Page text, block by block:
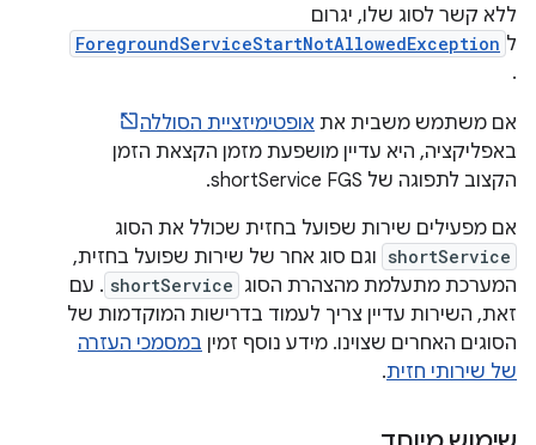
ללא קשר לסוג שלו, יגרום
ל ForegroundServiceStartNotAllowedException
.
אם משתמש משבית את אופטימיזציית הסוללה
באפליקציה, היא עדיין מושפעת מזמן הקצאת הזמן
הקצוב לתפוגה של shortService FGS.
אם מפעילים שירות שפועל בחזית שכולל את הסוג
shortService וגם סוג אחר של שירות שפועל בחזית,
המערכת מתעלמת מהצהרת הסוג shortService . עם
זאת, השירות עדיין צריך לעמוד בדרישות המוקדמות של
הסוגים האחרים שצוינו. מידע נוסף זמין במסמכי העזרה
של שירותי חזית.